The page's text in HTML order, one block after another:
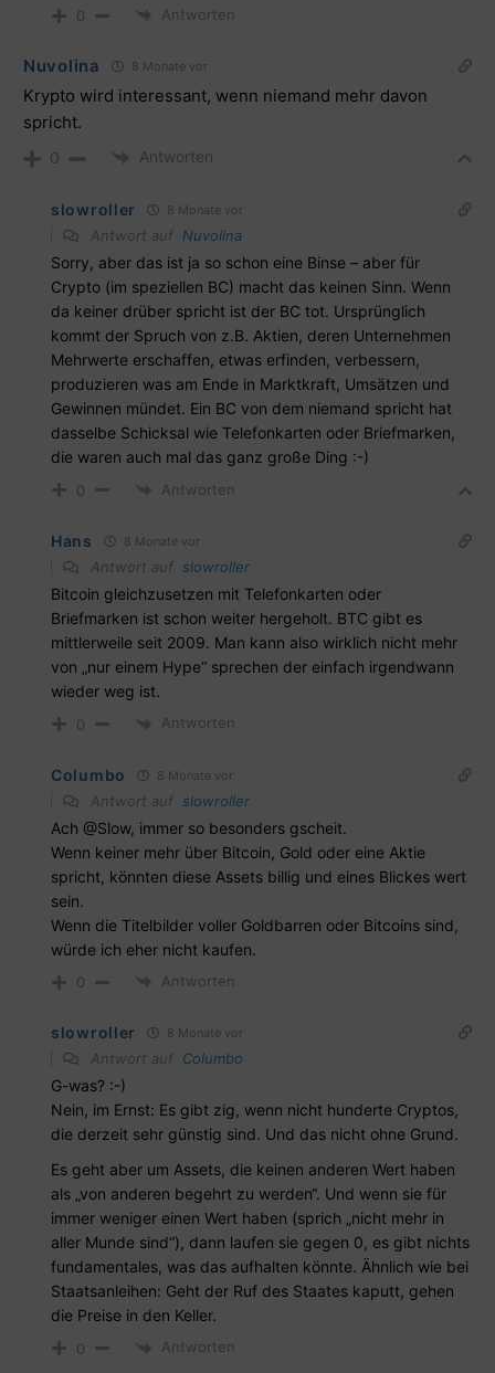
0 Antworten
Nuvolina 8 Monate vor
Krypto wird interessant, wenn niemand mehr davon
spricht.
0 Antworten
slowroller 8 Monate vor
Antwort auf Nuvolina
Sorry, aber das ist ja so schon eine Binse – aber für
Crypto (im speziellen BC) macht das keinen Sinn. Wenn
da keiner drüber spricht ist der BC tot. Ursprünglich
kommt der Spruch von z.B. Aktien, deren Unternehmen
Mehrwerte erschaffen, etwas erfinden, verbessern,
produzieren was am Ende in Marktkraft, Umsätzen und
Gewinnen mündet. Ein BC von dem niemand spricht hat
dasselbe Schicksal wie Telefonkarten oder Briefmarken,
die waren auch mal das ganz große Ding :-)
0 Antworten
Hans 8 Monate vor
Antwort auf slowroller
Bitcoin gleichzusetzen mit Telefonkarten oder
Briefmarken ist schon weiter hergeholt. BTC gibt es
mittlerweile seit 2009. Man kann also wirklich nicht mehr
von „nur einem Hype“ sprechen der einfach irgendwann
wieder weg ist.
0 Antworten
Columbo 8 Monate vor
Antwort auf slowroller
Ach @Slow, immer so besonders gscheit.
Wenn keiner mehr über Bitcoin, Gold oder eine Aktie
spricht, könnten diese Assets billig und eines Blickes wert
sein.
Wenn die Titelbilder voller Goldbarren oder Bitcoins sind,
würde ich eher nicht kaufen.
0 Antworten
slowroller 8 Monate vor
Antwort auf Columbo
G-was? :-)
Nein, im Ernst: Es gibt zig, wenn nicht hunderte Cryptos,
die derzeit sehr günstig sind. Und das nicht ohne Grund.
Es geht aber um Assets, die keinen anderen Wert haben
als „von anderen begehrt zu werden“. Und wenn sie für
immer weniger einen Wert haben (sprich „nicht mehr in
aller Munde sind“), dann laufen sie gegen 0, es gibt nichts
fundamentales, was das aufhalten könnte. Ähnlich wie bei
Staatsanleihen: Geht der Ruf des Staates kaputt, gehen
die Preise in den Keller.
0 Antworten